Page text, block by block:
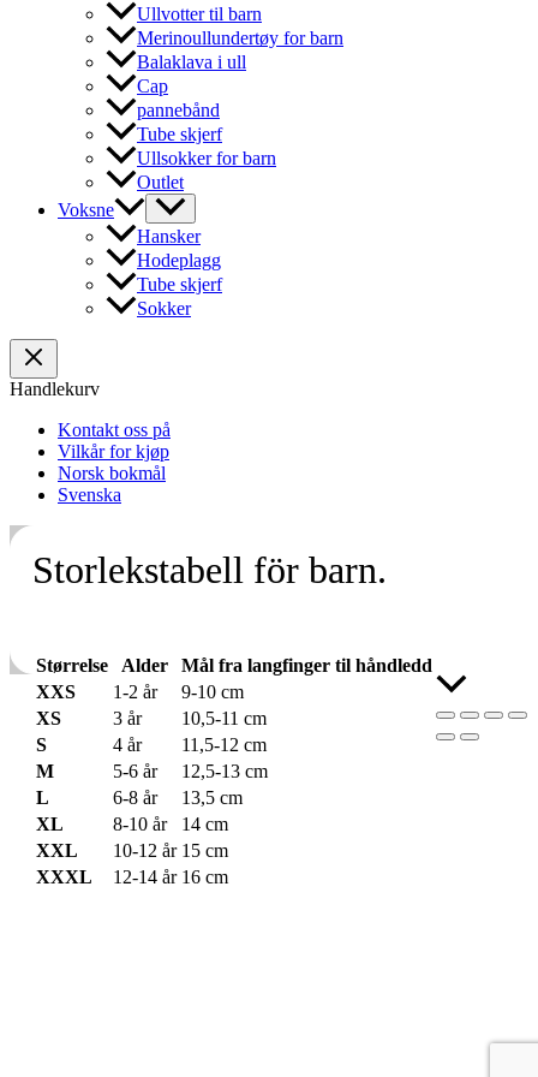
Ullvotter til barn
Merinoullundertøy for barn
Balaklava i ull
Cap
pannebånd
Tube skjerf
Ullsokker for barn
Outlet
Voksne
Hansker
Hodeplagg
Tube skjerf
Sokker
Handlekurv
Kontakt oss på
Vilkår for kjøp
Norsk bokmål
Svenska
Storlekstabell för barn.
Størrelse Alder
Mål fra langfinger til håndledd
XXS
1-2 år
9-10 cm
XS
3 år
10,5-11 cm
S
4 år
11,5-12 cm
M
5-6 år
12,5-13 cm
L
6-8 år
13,5 cm
XL
8-10 år
14 cm
XXL
10-12 år 15 cm
XXXL
12-14 år 16 cm